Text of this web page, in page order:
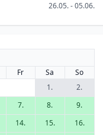
26.05. - 05.06.
Fr Sa
So
1.
2.
7. 8.
9.
14. 15.
16.